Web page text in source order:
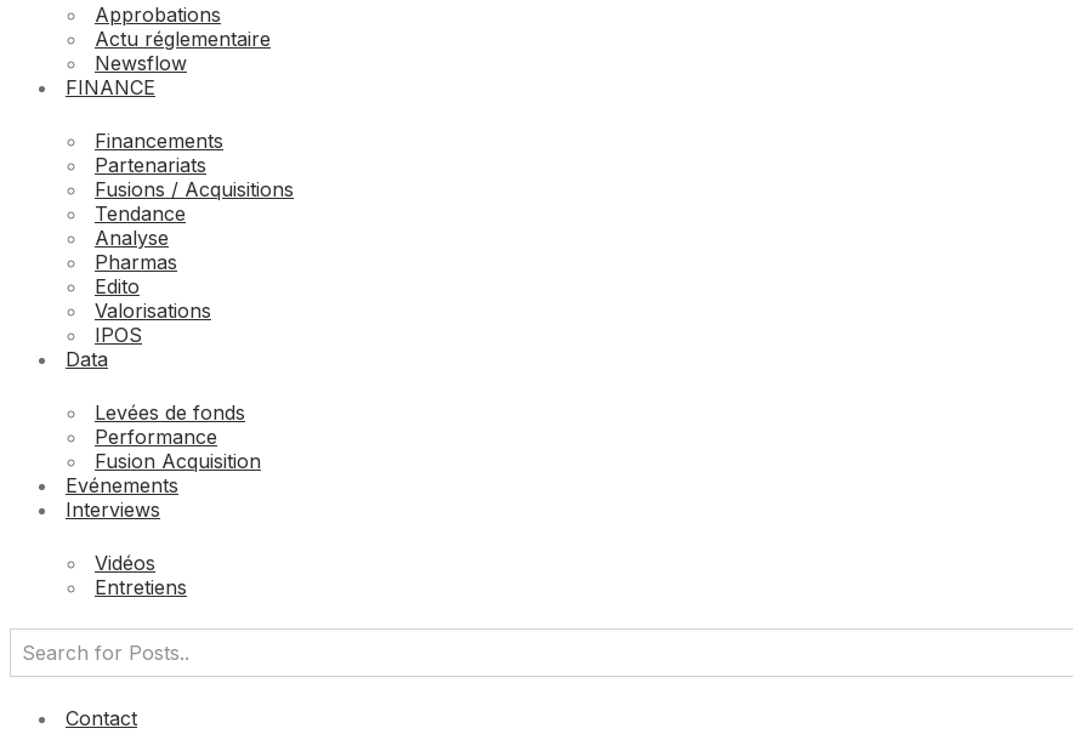
Approbations
Actu réglementaire
Newsflow
FINANCE
Financements
Partenariats
Fusions / Acquisitions
Tendance
Analyse
Pharmas
Edito
Valorisations
IPOS
Data
Levées de fonds
Performance
Fusion Acquisition
Evénements
Interviews
Vidéos
Entretiens
Contact